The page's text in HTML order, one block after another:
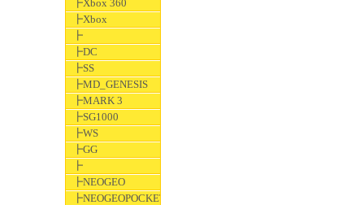
┣Xbox 360
┣Xbox
┣
┣DC
┣SS
┣MD_GENESIS
┣MARK 3
┣SG1000
┣WS
┣GG
┣
┣NEOGEO
┣NEOGEOPOCKET